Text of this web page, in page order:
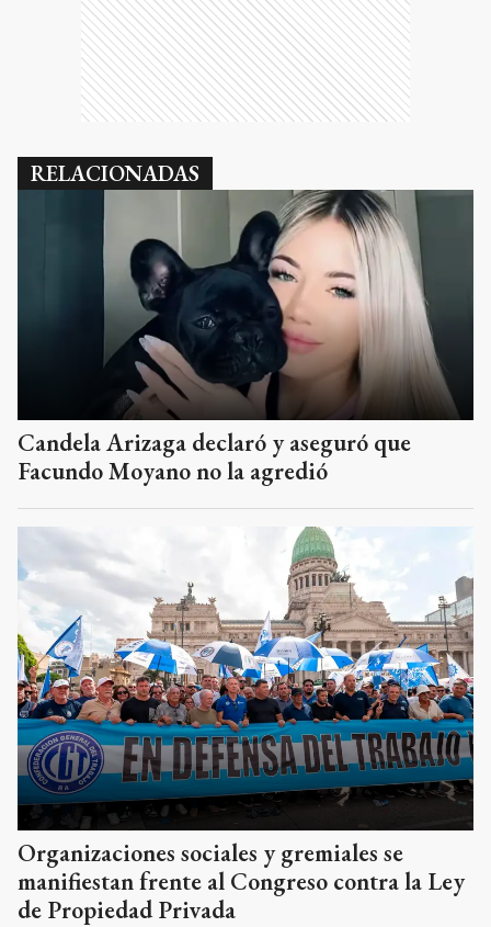
RELACIONADAS
Candela Arizaga declaró y aseguró que
Facundo Moyano no la agredió
Organizaciones sociales y gremiales se
manifiestan frente al Congreso contra la Ley
de Propiedad Privada